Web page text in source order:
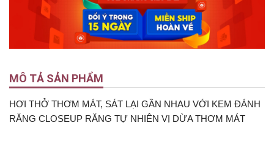
MÔ TẢ SẢN PHẨM
HƠI THỞ THƠM MÁT, SÁT LẠI GẦN NHAU VỚI KEM ĐÁNH
RĂNG CLOSEUP RĂNG TỰ NHIÊN VỊ DỪA THƠM MÁT